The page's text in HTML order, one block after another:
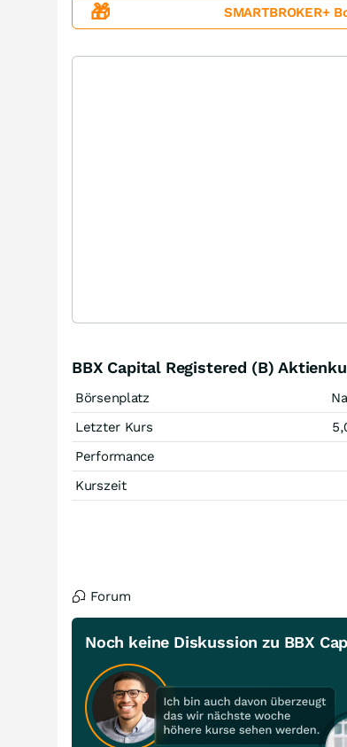
🎁 SMARTBROKER+
BBX Capital Registered (B)
Börsenplatz
Letzter Kurs
Performance
Kurszeit
Forum
Noch keine Diskussion zu BBX